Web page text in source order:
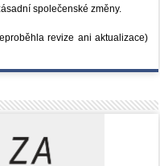
společenské změny.
revize ani aktualizace)